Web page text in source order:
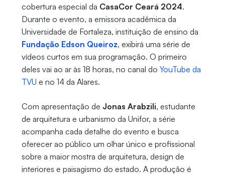
cobertura especial da CasaCor Ceará 2024.
Durante o evento, a emissora acadêmica da
Universidade de Fortaleza, instituição de ensino da
Fundação Edson Queiroz, exibirá uma série de
vídeos curtos em sua programação. O primeiro
deles vai ao ar às 18 horas, no canal do YouTube da
TVU e no 14 da Alares.
Com apresentação de Jonas Arabzili, estudante
de arquitetura e urbanismo da Unifor, a série
acompanha cada detalhe do evento e busca
oferecer ao público um olhar único e profissional
sobre a maior mostra de arquitetura, design de
interiores e paisagismo do estado. A produção é